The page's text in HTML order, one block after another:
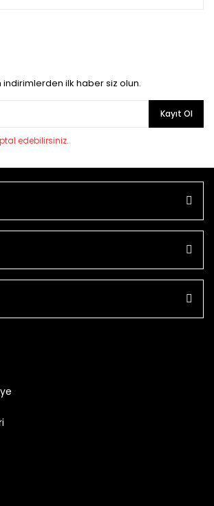
indirimlerden ilk haber siz olun.
Kayıt Ol
edebilirsiniz.